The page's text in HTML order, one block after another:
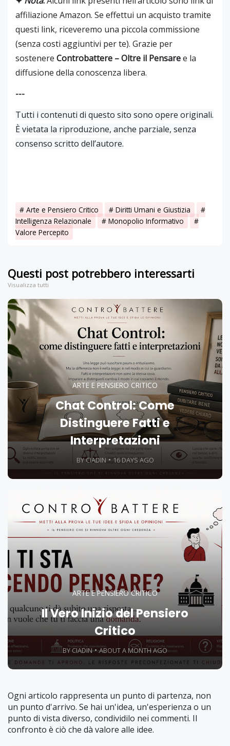
affiliazione Amazon. Se effettui un acquisto tramite
questi link, riceveremo una piccola commissione
(senza costi aggiuntivi per te). Grazie per
sostenere Controbattere – Oltre il Pensaree la
diffusione della conoscenza libera.
---
Tutti i contenuti di questo sito sono opere originali.
È vietata la riproduzione, anche parziale, senza
consenso scritto dell’autore.
Arte e Pensiero Critico
Diritti Umani e Giustizia
Intelligenza Relazionale
Monopolio Informativo
Valore Percepito
Questi post potrebbero interessarti
Visualizza tutti
ARTE E PENSIERO CRITICO
Chat Control: Come
Distinguere Fatti e
Interpretazioni
BY CIADIN 16 DAYS AGO
ARTE E PENSIERO CRITICO
Il Vero Inizio del Pensiero
Critico
BY CIADIN ABOUT A MONTH AGO
Ogni articolo rappresenta un punto di partenza, non
un punto d'arrivo. Se hai un'idea, un'esperienza o un
punto di vista diverso, condividilo nei commenti. Il
confronto è ciò che dà valore alle idee.